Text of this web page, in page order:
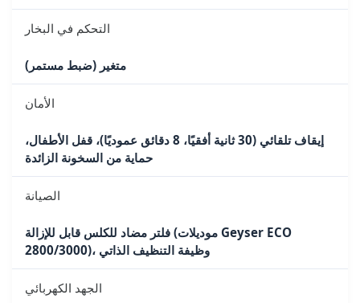
التحكم في البخار
متغير (ضبط مستمر)
الأمان
إيقاف تلقائي (30 ثانية أفقيًا، 8 دقائق عموديًا)، قفل الأطفال،
حماية من السخونة الزائدة
الصيانة
فلتر مضاد للكلس قابل للإزالة (موديلات Geyser ECO
2800/3000)، وظيفة التنظيف الذاتي
الجهد الكهربائي